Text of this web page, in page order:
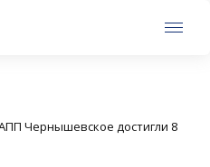
Чернышевское достигли 8